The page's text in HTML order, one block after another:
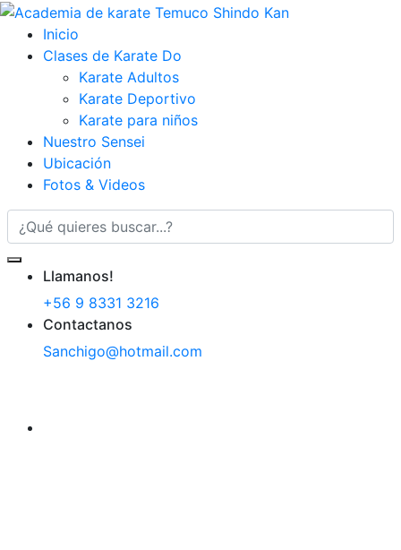
Inicio
Clases de Karate Do
Karate Adultos
Karate Deportivo
Karate para niños
Nuestro Sensei
Ubicación
Fotos & Videos
Llamanos!
+56 9 8331 3216
Contactanos
Sanchigo@hotmail.com